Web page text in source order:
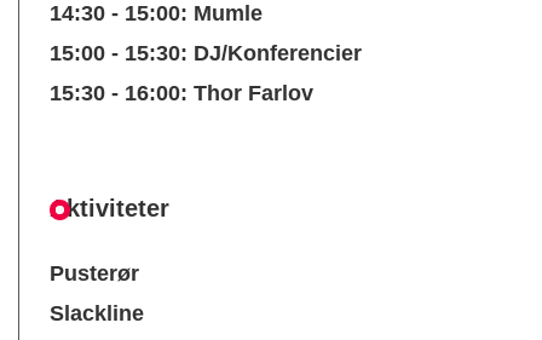
14:30 - 15:00: Mumle
15:00 - 15:30: DJ/Konferencier
15:30 - 16:00: Thor Farlov
Aktiviteter
Pusterør
Slackline